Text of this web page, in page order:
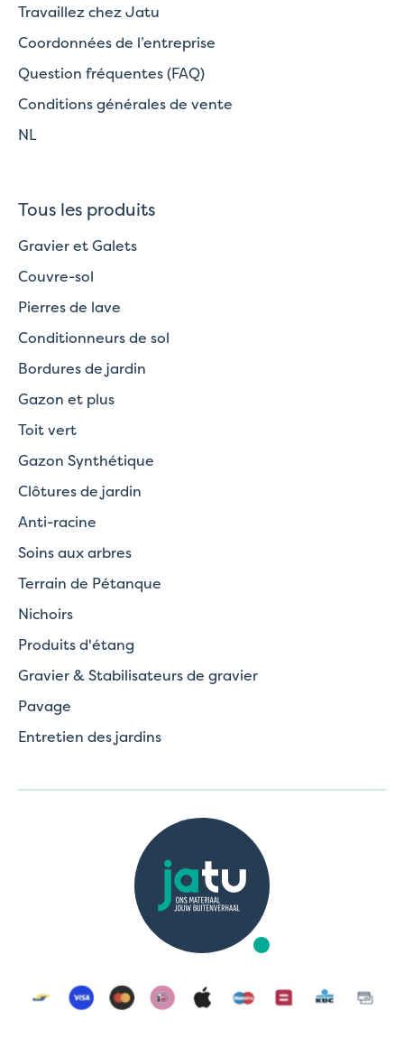
Travaillez chez Jatu
Coordonnées de l’entreprise
Question fréquentes (FAQ)
Conditions générales de vente
NL
Tous les produits
Gravier et Galets
Couvre-sol
Pierres de lave
Conditionneurs de sol
Bordures de jardin
Gazon et plus
Toit vert
Gazon Synthétique
Clôtures de jardin
Anti-racine
Soins aux arbres
Terrain de Pétanque
Nichoirs
Produits d'étang
Gravier & Stabilisateurs de gravier
Pavage
Entretien des jardins